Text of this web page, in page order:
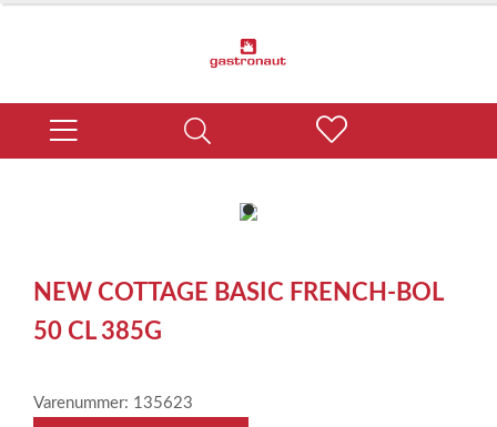
item
of
1
NEW COTTAGE BASIC FRENCH-BOL
50 CL 385G
Varenummer: 135623